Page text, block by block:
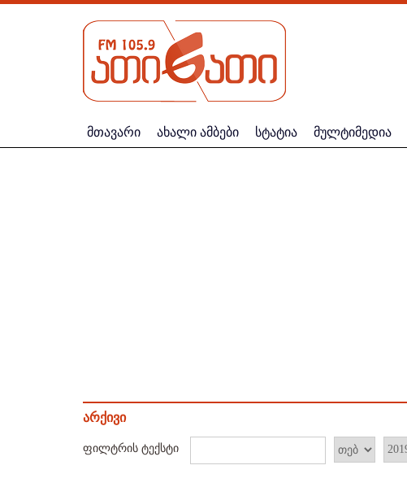
მთავარი ახალი ამბები სტატია მულტიმედია
არქივი
ფილტრის ტექსტი